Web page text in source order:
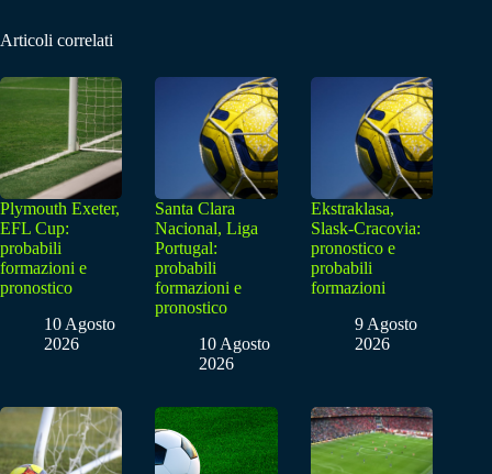
Articoli correlati
Plymouth Exeter,
EFL Cup:
probabili
formazioni e
pronostico
10 Agosto
2026
Santa Clara
Nacional, Liga
Portugal:
probabili
formazioni e
pronostico
10 Agosto
2026
Ekstraklasa,
Slask-Cracovia:
pronostico e
probabili
formazioni
9 Agosto
2026